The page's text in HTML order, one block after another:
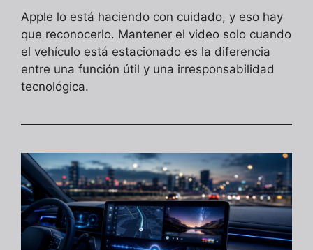
Apple lo está haciendo con cuidado, y eso hay
que reconocerlo. Mantener el video solo cuando
el vehículo está estacionado es la diferencia
entre una función útil y una irresponsabilidad
tecnológica.